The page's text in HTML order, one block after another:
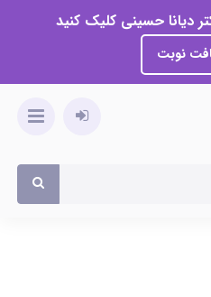
دیانا حسینی کلیک کنید
نوبت